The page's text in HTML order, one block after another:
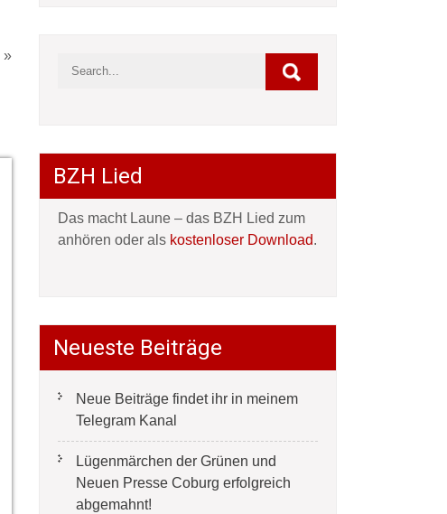
»
BZH Lied
Das macht Laune – das BZH Lied zum
anhören oder als kostenloser Download.
Neueste Beiträge
Neue Beiträge findet ihr in meinem
Telegram Kanal
Lügenmärchen der Grünen und
Neuen Presse Coburg erfolgreich
abgemahnt!